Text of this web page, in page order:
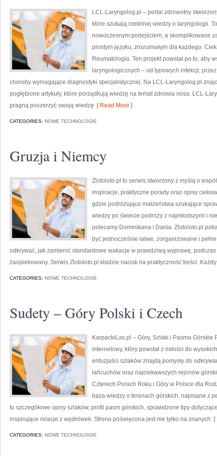
LCL-Laryngolog.pl – portal zdrowotny
które szukają rzetelnej wiedzy o laryngologii.
nowoczesnym podejściem, a skomplikowane
prostym języku, zrozumiałym dla każdego.
Reumatologia. Ten projekt powstał po to, aby
laryngologicznych – od typowych infekcji,
choroby wymagające diagnostyki specjalistycznej. Na LCL-Laryngolog.pl
pogłębione artykuły, które porządkują wiedzę na temat zdrowia nosa. LCL-
pragną poszerzyć swoją wiedzę [ Read More ]
CATEGORIES: NOWE TECHNOLOGIE
Gruzja i Niemcy
Zlotoloto.pl to serwis stworzony z myślą o
inspiracje, praktyczne porady oraz opisy
gdzie podróżujące małżeństwa szukające
wiedzy po świecie podróży z najmłodszymi i
polecamy Dominikana i Dania. Zlotoloto.pl
być jednocześnie łatwe, zorganizowane i
odkrywać, jak zamienić standardowe wakacje w prawdziwą wyprawę,
zaopiekowany. Serwis Zlotoloto.pl kładzie nacisk na praktyczność treści.
CATEGORIES: NOWE TECHNOLOGIE
Sudety – Góry Polski i Czech
KarpackiLas.pl – Góry, Szlaki i Pasma
internetowy, który powstał z miłości do
entuzjaści szlaków znajdą pomysły do
łańcuchów oraz najciekawszych rejonów
Czterech Porach Roku i Góry w Polsce dla
baza wiedzy o terenach górskich, napisane z
tu szczegółowe opisy szlaków, profil pasm górskich, sprawdzone tipy
inspirujące relacje z wędrówek. Strona poświęcona jest nie tylko na znanych [
CATEGORIES: NOWE TECHNOLOGIE